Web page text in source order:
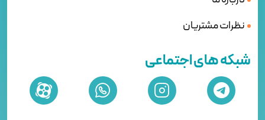
نظرات مشتریان
شبکه های اجتماعی